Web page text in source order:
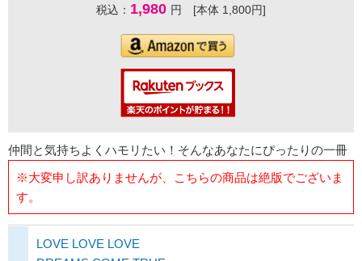
税込： 1,980 円 [本体 1,800円]
仲間と気持ちよくハモリたい！そんなあなたにぴったりの一冊
※大変申し訳ありませんが、こちらの商品は絶版でございま
す。
LOVE LOVE LOVE